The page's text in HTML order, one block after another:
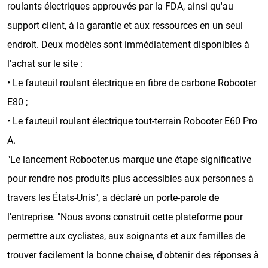
roulants électriques approuvés par la FDA, ainsi qu'au
support client, à la garantie et aux ressources en un seul
endroit. Deux modèles sont immédiatement disponibles à
l'achat sur le site :
• Le fauteuil roulant électrique en fibre de carbone Robooter
E80 ;
• Le fauteuil roulant électrique tout-terrain Robooter E60 Pro
A.
"Le lancement Robooter.us marque une étape significative
pour rendre nos produits plus accessibles aux personnes à
travers les États-Unis", a déclaré un porte-parole de
l'entreprise. "Nous avons construit cette plateforme pour
permettre aux cyclistes, aux soignants et aux familles de
trouver facilement la bonne chaise, d'obtenir des réponses à